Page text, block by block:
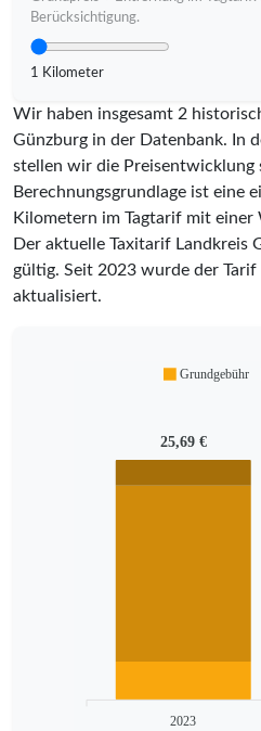
Berücksichtigung.
1 Kilometer
Wir haben insgesamt 2
Günzburg in der Datenbank. In
stellen wir die Preisentwicklung
Berechnungsgrundlage ist eine
Kilometern im Tagtarif mit
Der aktuelle Taxitarif Landkreis
gültig. Seit 2023 wurde der
aktualisiert.
25,69 €
2023
Grundgebühr